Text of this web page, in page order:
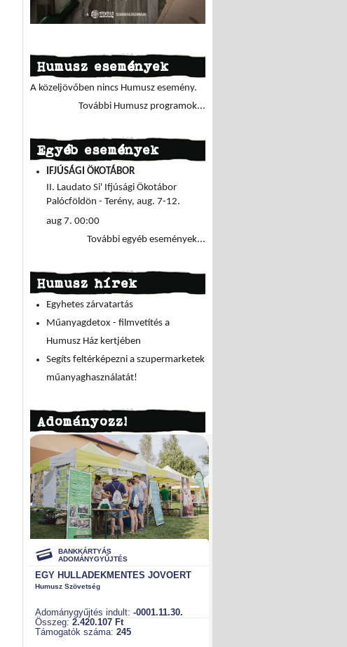
Humusz események
A közeljövőben nincs Humusz esemény.
További Humusz programok...
Egyéb események
IFJÚSÁGI ÖKOTÁBOR
II. Laudato Si' Ifjúsági Ökotábor
Palócföldön - Terény, aug. 7-12.
aug 7. 00:00
További egyéb események...
Humusz hírek
Egyhetes zárvatartás
Műanyagdetox - filmvetítés a
Humusz Ház kertjében
Segíts feltérképezni a szupermarketek
műanyaghasználatát!
Adományozz!